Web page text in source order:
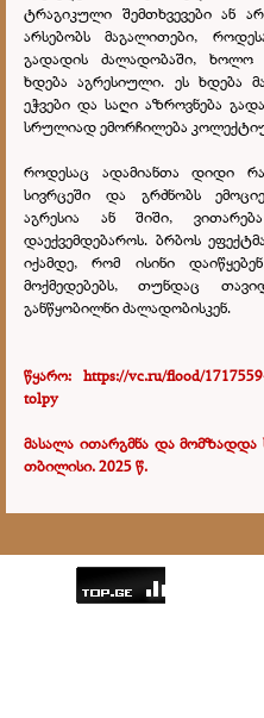
ტრაგიკული შემთხვევები ან
არსებობს მაგალითები,
გადადის ძალადობაში, ხოლო
ხდება აგრესიული. ეს ხდება
ეჭვები და საღი აზროვნება
სრულიად ემორჩილება
როდესაც ადამიანთა დიდი
სივრცეში და გრძნობს
აგრესია ან შიში,
დაექვემდებაროს. ბრბოს
იქამდე, რომ ისინი
მოქმედებებს, თუნდაც
განწყობილნი ძალადობისკენ.
წყარო: https://vc.ru/flood/
tolpy
მასალა ითარგმნა და მომზადდა
თბილისი. 2025 წ.